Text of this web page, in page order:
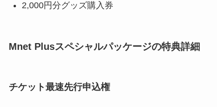
2,000円分グッズ購入券
Mnet Plusスペシャルパッケージの特典詳細
チケット最速先行申込権